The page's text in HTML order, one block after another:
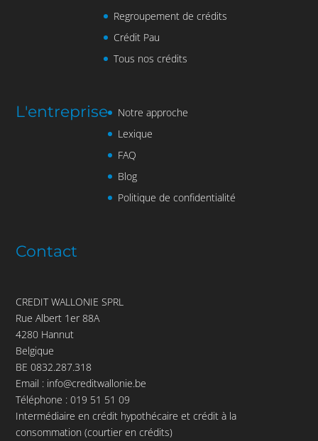
Regroupement de crédits
Crédit Pau
Tous nos crédits
L'entreprise
Notre approche
Lexique
FAQ
Blog
Politique de confidentialité
Contact
CREDIT WALLONIE SPRL
Rue Albert 1er 88A
4280 Hannut
Belgique
BE 0832.287.318
Email : info@creditwallonie.be
Téléphone :019 51 51 09
Intermédiaire en crédit hypothécaire et crédit à la
consommation (courtier en crédits)